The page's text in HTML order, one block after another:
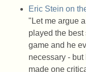
Eric Stein on
"Let me argue
played the
game and he
necessary -
made one